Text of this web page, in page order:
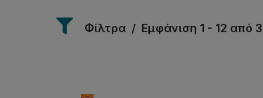
Φίλτρα Εμφάνιση 1 - 12 από